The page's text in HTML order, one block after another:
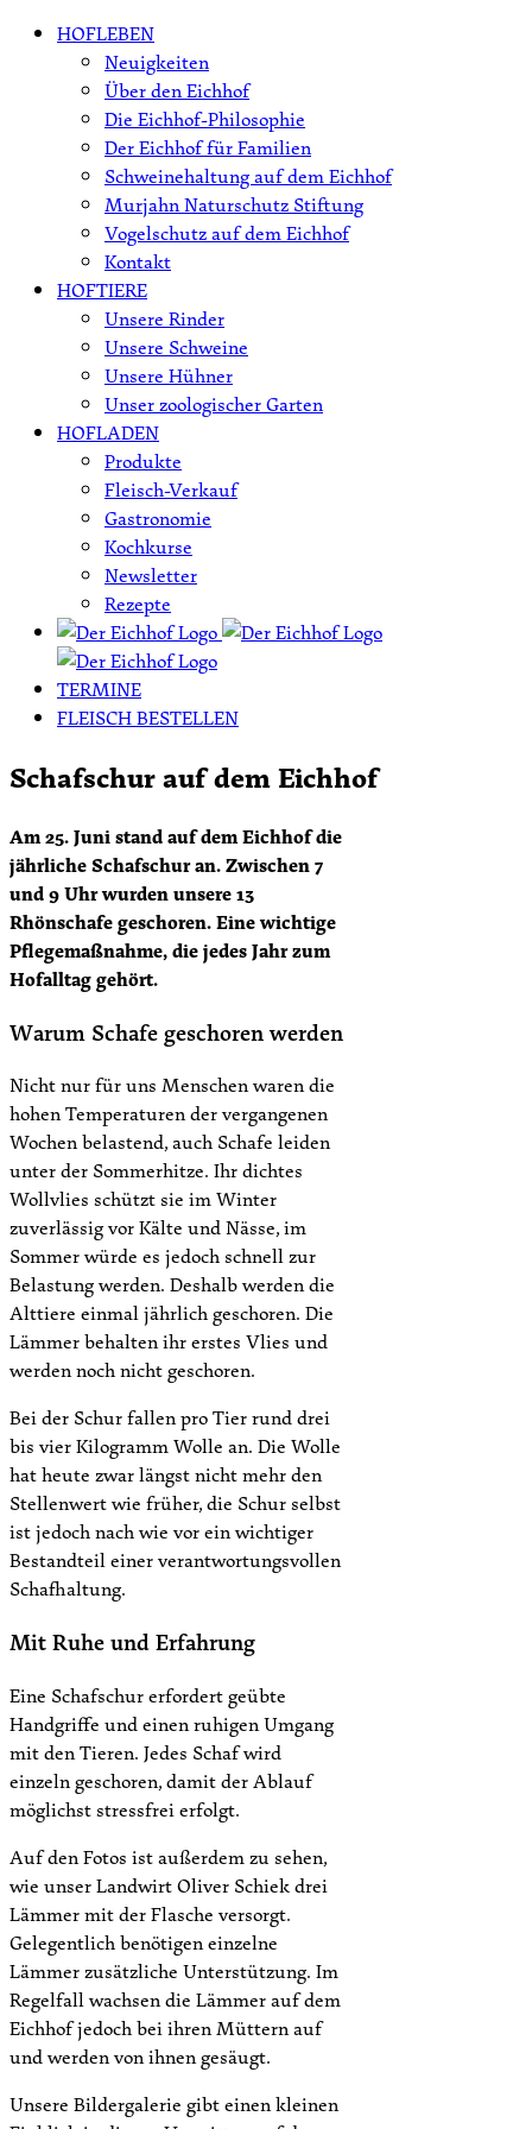
Skip HOFLEBEN
Neuigkeiten
Über den Eichhof
Die Eichhof-Philosophie
Der Eichhof für Familien
Schweinehaltung auf dem Eichhof
Murjahn Naturschutz Stiftung
Vogelschutz auf dem Eichhof
Kontakt
HOFTIERE
Unsere Rinder
Unsere Schweine
Unsere Hühner
Unser zoologischer Garten
HOFLADEN
Produkte
Fleisch-Verkauf
Gastronomie
Kochkurse
Newsletter
Rezepte
TERMINE
FLEISCH BESTELLEN
Schafschur auf dem Eichhof
Am 25. Juni stand auf dem Eichhof die
jährliche Schafschur an. Zwischen 7
und 9 Uhr wurden unsere 13
Rhönschafe geschoren. Eine wichtige
Pflegemaßnahme, die jedes Jahr zum
Hofalltag gehört.
Warum Schafe geschoren werden
Nicht nur für uns Menschen waren die
hohen Temperaturen der vergangenen
Wochen belastend, auch Schafe leiden
unter der Sommerhitze. Ihr dichtes
Wollvlies schützt sie im Winter
zuverlässig vor Kälte und Nässe, im
Sommer würde es jedoch schnell zur
Belastung werden. Deshalb werden die
Alttiere einmal jährlich geschoren. Die
Lämmer behalten ihr erstes Vlies und
werden noch nicht geschoren.
Bei der Schur fallen pro Tier rund drei
bis vier Kilogramm Wolle an. Die Wolle
hat heute zwar längst nicht mehr den
Stellenwert wie früher, die Schur selbst
ist jedoch nach wie vor ein wichtiger
Bestandteil einer verantwortungsvollen
Schafhaltung.
Mit Ruhe und Erfahrung
Eine Schafschur erfordert geübte
Handgriffe und einen ruhigen Umgang
mit den Tieren. Jedes Schaf wird
einzeln geschoren, damit der Ablauf
möglichst stressfrei erfolgt.
Auf den Fotos ist außerdem zu sehen,
wie unser Landwirt Oliver Schiek drei
Lämmer mit der Flasche versorgt.
Gelegentlich benötigen einzelne
Lämmer zusätzliche Unterstützung. Im
Regelfall wachsen die Lämmer auf dem
Eichhof jedoch bei ihren Müttern auf
und werden von ihnen gesäugt.
Unsere Bildergalerie gibt einen kleinen